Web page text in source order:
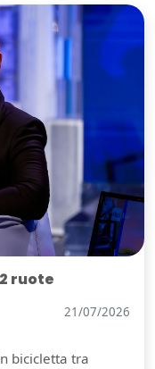
ruote
21/07/2026
bicicletta tra